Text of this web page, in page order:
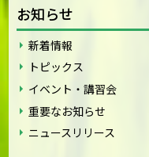
お知らせ
新着情報
トピックス
イベント・講習会
重要なお知らせ
ニュースリリース